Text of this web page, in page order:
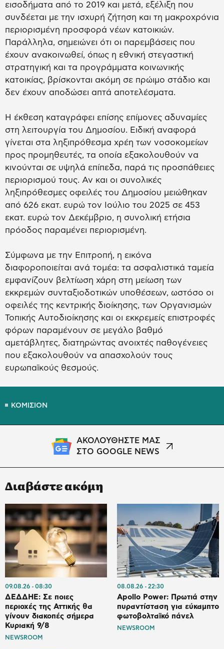
εισοδήματα από το 2019 και μετά, εξέλιξη που
συνδέεται με την ισχυρή ζήτηση και τη μακροχρόνια
περιορισμένη προσφορά νέων κατοικιών.
Παράλληλα, σημειώνει ότι οι παρεμβάσεις που
έχουν ανακοινωθεί, όπως η εθνική στεγαστική
στρατηγική και τα προγράμματα κοινωνικής
κατοικίας, βρίσκονται ακόμη σε πρώιμο στάδιο και
δεν έχουν αποδώσει απτά αποτελέσματα.
Η έκθεση καταγράφει επίσης επίμονες αδυναμίες
στη λειτουργία του Δημοσίου. Ειδική αναφορά
γίνεται στα ληξιπρόθεσμα χρέη των νοσοκομείων
προς προμηθευτές, τα οποία εξακολουθούν να
κινούνται σε υψηλά επίπεδα, παρά τις προσπάθειες
περιορισμού τους. Αν και οι συνολικές
ληξιπρόθεσμες οφειλές του Δημοσίου μειώθηκαν
από 626 εκατ. ευρώ τον Ιούλιο του 2025 σε 453
εκατ. ευρώ τον Δεκέμβριο, η συνολική ετήσια
πρόοδος παραμένει περιορισμένη.
Σύμφωνα με την Επιτροπή, η εικόνα
διαφοροποιείται ανά τομέα: τα ασφαλιστικά ταμεία
εμφανίζουν βελτίωση χάρη στη μείωση των
εκκρεμών συνταξιοδοτικών υποθέσεων, ωστόσο οι
οφειλές της κεντρικής διοίκησης, των Οργανισμών
Τοπικής Αυτοδιοίκησης και οι εκκρεμείς επιστροφές
φόρων παραμένουν σε μεγάλο βαθμό
αμετάβλητες, διατηρώντας ανοιχτές παθογένειες
που εξακολουθούν να απασχολούν τους
ευρωπαϊκούς θεσμούς.
ΚΟΜΙΣΙΟΝ
ΑΚΟΛΟΥΘΗΣΤΕ ΜΑΣ
ΣΤΟ GOOGLE NEWS
Διαβάστε ακόμη
09.08.26 08:30
ΔΕΔΔΗΕ: Σε ποιες
περιοχές της Αττικής θα
γίνουν διακοπές σήμερα
Κυριακή 9/8
NEWSROOM
08.08.26 22:30
Apollo Power: Πρωτιά στην
πυραντίσταση για εύκαμπτο
φωτοβολταϊκό πάνελ
NEWSROOM